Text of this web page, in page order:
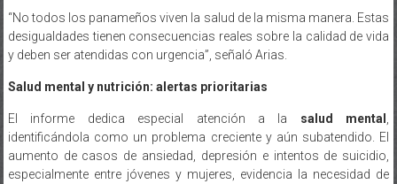
“No todos los panameños viven la salud de la misma manera. Estas
desigualdades tienen consecuencias reales sobre la calidad de vida
y deben ser atendidas con urgencia”, señaló Arias.
Salud mental y nutrición: alertas prioritarias
El informe dedica especial atención a la salud mental
identificándola como un problema creciente y aún subatendido. El
aumento de casos de ansiedad, depresión e intentos de suicidio,
especialmente entre jóvenes y mujeres, evidencia la necesidad de